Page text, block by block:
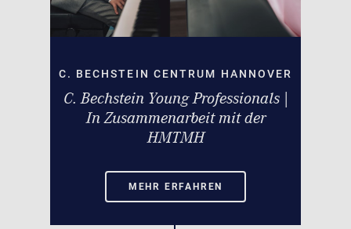
C. BECHSTEIN CENTRUM HANNOVER
C. Bechstein Young Professionals |
In Zusammenarbeit mit der
HMTMH
MEHR ERFAHREN